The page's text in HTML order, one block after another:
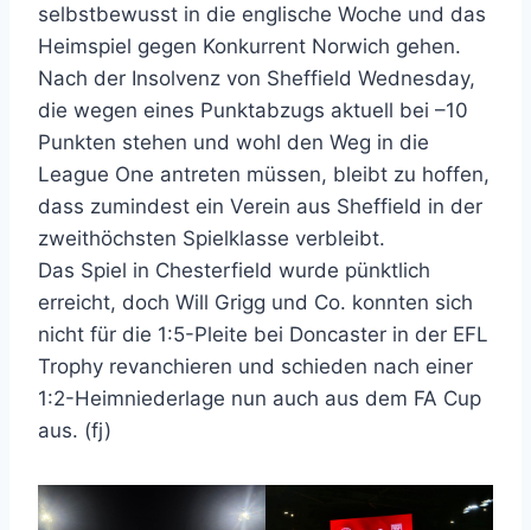
selbstbewusst in die englische Woche und das
Heimspiel gegen Konkurrent Norwich gehen.
Nach der Insolvenz von Sheffield Wednesday,
die wegen eines Punktabzugs aktuell bei –10
Punkten stehen und wohl den Weg in die
League One antreten müssen, bleibt zu hoffen,
dass zumindest ein Verein aus Sheffield in der
zweithöchsten Spielklasse verbleibt.
Das Spiel in Chesterfield wurde pünktlich
erreicht, doch Will Grigg und Co. konnten sich
nicht für die 1:5-Pleite bei Doncaster in der EFL
Trophy revanchieren und schieden nach einer
1:2-Heimniederlage nun auch aus dem FA Cup
aus. (fj)